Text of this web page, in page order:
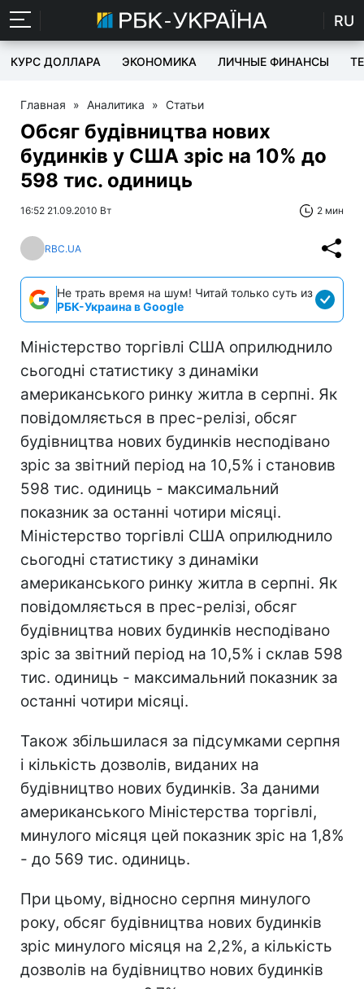
RU
КУРС ДОЛЛАРА ЭКОНОМИКА ЛИЧНЫЕ ФИНАНСЫ
Главная » Аналитика » Статьи
Обсяг будівництва нових
будинків у США зріс на 10% до
598 тис. одиниць
16:52 21.09.2010 Вт 2 мин
RBC.UA
Не трать время на шум! Читай только суть из
РБК-Украина в Google
Міністерство торгівлі США оприлюднило
сьогодні статистику з динаміки
американського ринку житла в серпні. Як
повідомляється в прес-релізі, обсяг
будівництва нових будинків несподівано
зріс за звітний період на 10,5% і становив
598 тис. одиниць - максимальний
показник за останні чотири місяці.
Міністерство торгівлі США оприлюднило
сьогодні статистику з динаміки
американського ринку житла в серпні. Як
повідомляється в прес-релізі, обсяг
будівництва нових будинків несподівано
зріс за звітний період на 10,5% і склав 598
тис. одиниць - максимальний показник за
останні чотири місяці.
Також збільшилася за підсумками серпня
і кількість дозволів, виданих на
будівництво нових будинків. За даними
американського Міністерства торгівлі,
минулого місяця цей показник зріс на 1,8%
- до 569 тис. одиниць.
При цьому, відносно серпня минулого
року, обсяг будівництва нових будинків
зріс минулого місяця на 2,2%, а кількість
дозволів на будівництво нових будинків